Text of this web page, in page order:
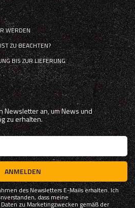
WERDEN
ZU BEACHTEN?
BIS ZUR LIEFERUNG
Newsletter an, um News und
zu erhalten.
ANMELDEN
des Newsletters E-Mails erhalten. Ich
dass meine
zu Marketingzwecken gemäß der